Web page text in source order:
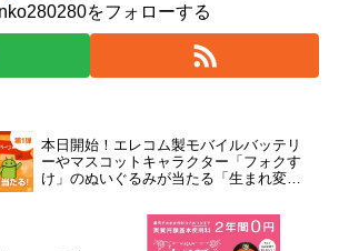
をフォローする
本日開始！エレコム製モバイルバッテリ
ーやマスコットキャラクター「フォクす
け」のぬいぐるみが当たる「生まれ変わ